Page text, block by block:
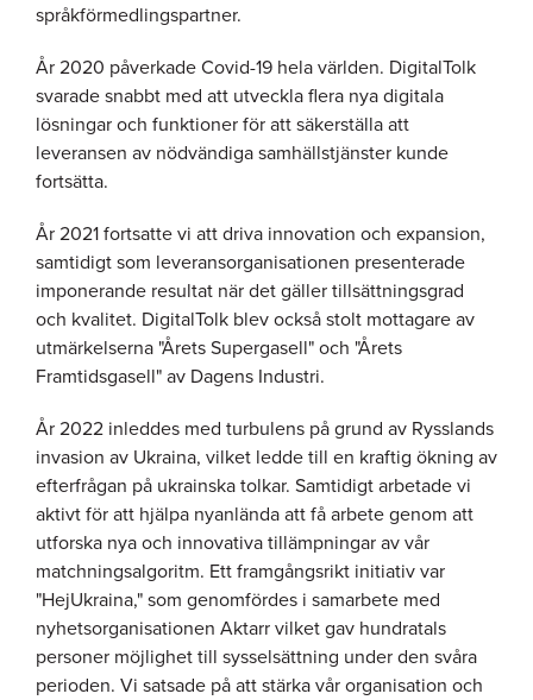
språkförmedlingspartner.
År 2020 påverkade Covid-19 hela världen. DigitalTolk
svarade snabbt med att utveckla flera nya digitala
lösningar och funktioner för att säkerställa att
leveransen av nödvändiga samhällstjänster kunde
fortsätta.
År 2021 fortsatte vi att driva innovation och expansion,
samtidigt som leveransorganisationen presenterade
imponerande resultat när det gäller tillsättningsgrad
och kvalitet. DigitalTolk blev också stolt mottagare av
utmärkelserna "Årets Supergasell" och "Årets
Framtidsgasell" av Dagens Industri.
År 2022 inleddes med turbulens på grund av Rysslands
invasion av Ukraina, vilket ledde till en kraftig ökning av
efterfrågan på ukrainska tolkar. Samtidigt arbetade vi
aktivt för att hjälpa nyanlända att få arbete genom att
utforska nya och innovativa tillämpningar av vår
matchningsalgoritm. Ett framgångsrikt initiativ var
"HejUkraina," som genomfördes i samarbete med
nyhetsorganisationen Aktarr vilket gav hundratals
personer möjlighet till sysselsättning under den svåra
perioden. Vi satsade på att stärka vår organisation och